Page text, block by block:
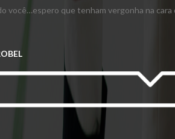
você…espero que tenham vergonha na cara